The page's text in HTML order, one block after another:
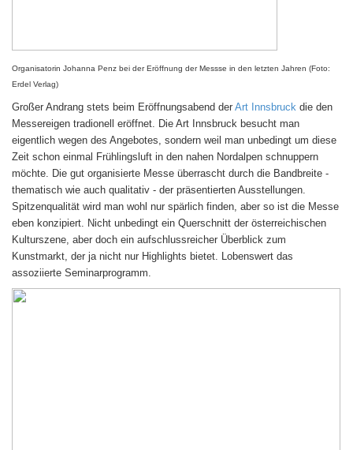
Organisatorin Johanna Penz bei der Eröffnung der Messse in den letzten Jahren (Foto:
Erdel Verlag)
Großer Andrang stets beim Eröffnungsabend der Art Innsbruck die den
Messereigen tradionell eröffnet. Die Art Innsbruck besucht man
eigentlich wegen des Angebotes, sondern weil man unbedingt um diese
Zeit schon einmal Frühlingsluft in den nahen Nordalpen schnuppern
möchte. Die gut organisierte Messe überrascht durch die Bandbreite -
thematisch wie auch qualitativ - der präsentierten Ausstellungen.
Spitzenqualität wird man wohl nur spärlich finden, aber so ist die Messe
eben konzipiert. Nicht unbedingt ein Querschnitt der österreichischen
Kulturszene, aber doch ein aufschlussreicher Überblick zum
Kunstmarkt, der ja nicht nur Highlights bietet. Lobenswert das
assoziierte Seminarprogramm.